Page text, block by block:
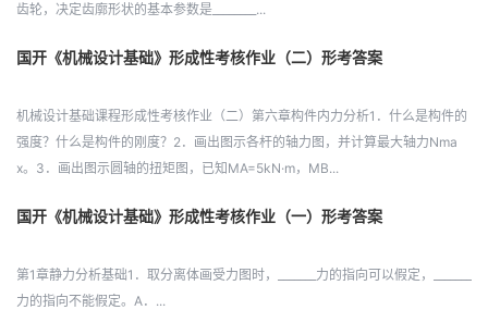
齿轮，决定齿廓形状的基本参数是________...
国开《机械设计基础》形成性考核作业（二）形考答案
机械设计基础课程形成性考核作业（二）第六章构件内力分析1．什么是构件的
强度？什么是构件的刚度？2．画出图示各杆的轴力图，并计算最大轴力Nma
x。3．画出图示圆轴的扭矩图，已知MA=5kN·m，MB...
国开《机械设计基础》形成性考核作业（一）形考答案
第1章静力分析基础1．取分离体画受力图时，_______力的指向可以假定，_______
力的指向不能假定。A．...